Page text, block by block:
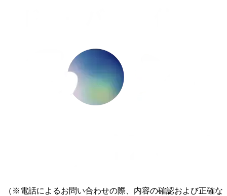
（※電話によるお問い合わせの際、内容の確認および正確な